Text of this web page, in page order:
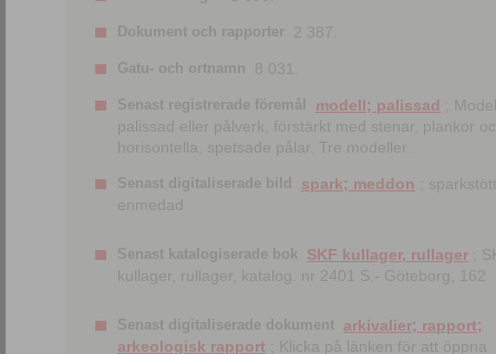
Dokument och rapporter 2 387.
Gatu- och ortnamn 8 031.
Senast registrerade föremål modell; palissad
;
palissad eller pålverk, förstärkt med stenar, plankor
horisontella, spetsade pålar. Tre modeller.
Senast digitaliserade bild spark; meddon ;
enmedad
Senast katalogiserade bok SKF kullager, rullager ;
kullager, rullager, katalog. nr 2401 S.- Göteborg, 162
Senast digitaliserade dokument arkivalier; rapport;
arkeologisk rapport ; Klicka på länken för att öppna